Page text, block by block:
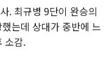
. 최규병 9단이 완승의
는데 상대가 중반에 느
소감.